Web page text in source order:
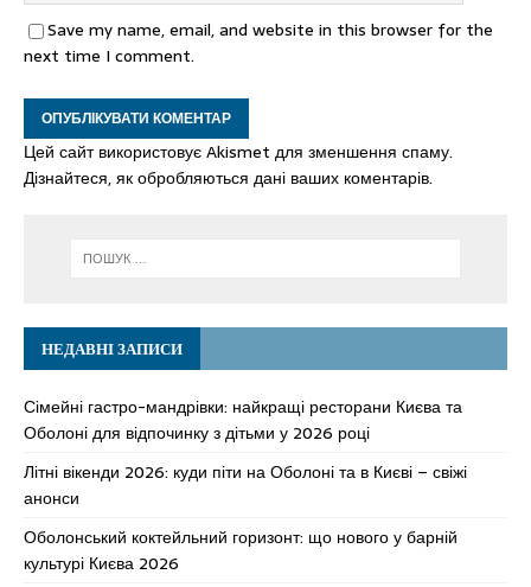
Save my name, email, and website in this browser for the
next time I comment.
Цей сайт використовує Akismet для зменшення спаму.
Дізнайтеся, як обробляються дані ваших коментарів.
НЕДАВНІ ЗАПИСИ
Сімейні гастро-мандрівки: найкращі ресторани Києва та
Оболоні для відпочинку з дітьми у 2026 році
Літні вікенди 2026: куди піти на Оболоні та в Києві – свіжі
анонси
Оболонський коктейльний горизонт: що нового у барній
культурі Києва 2026